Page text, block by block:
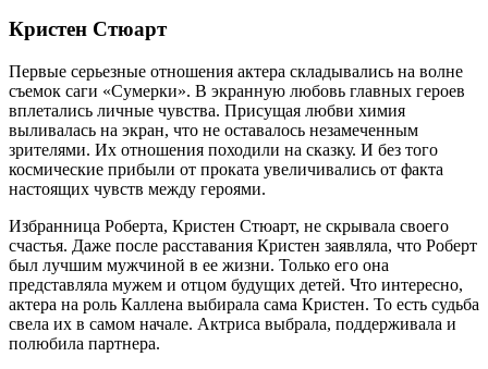
Кристен Стюарт
Первые серьезные отношения актера складывались на волне
съемок саги «Сумерки». В экранную любовь главных героев
вплетались личные чувства. Присущая любви химия
выливалась на экран, что не оставалось незамеченным
зрителями. Их отношения походили на сказку. И без того
космические прибыли от проката увеличивались от факта
настоящих чувств между героями.
Избранница Роберта, Кристен Стюарт, не скрывала своего
счастья. Даже после расставания Кристен заявляла, что Роберт
был лучшим мужчиной в ее жизни. Только его она
представляла мужем и отцом будущих детей. Что интересно,
актера на роль Каллена выбирала сама Кристен. То есть судьба
свела их в самом начале. Актриса выбрала, поддерживала и
полюбила партнера.